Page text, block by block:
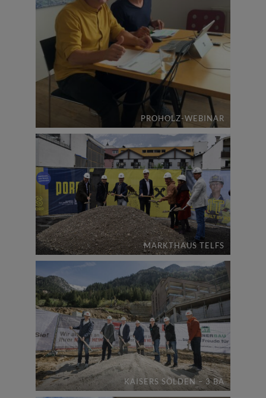
PROHOLZ-WEBINAR
MARKTHAUS TELFS
KAISERS SÖLDEN – 3 BA